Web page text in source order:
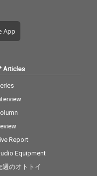
App
Articles
Report
Equipment
週のオトトイ